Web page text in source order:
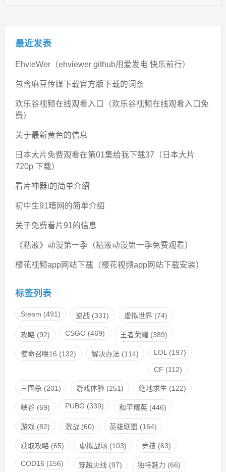
最近发表
EhvieWer（ehviewer github用爱发电 快乐前行）
包含麻豆传媒下载官方版下载的词条
欢乐谷视频在线观看入口（欢乐谷视频在线观看入口免
费）
关于最新黄色的信息
日本大片免费观看在第01集给我下载37（日本大片
720p 下载）
看片神器i的简单介绍
初中生91暗网的简单介绍
关于免费看片91的信息
《粘液》动漫第一季（粘液动漫第一季免费观看）
樱花视频app网站下载（樱花视频app网站下载安装）
标签列表
Steam (491) 逆战(331) 虚拟世界(74)
攻略(92) CSGO(469) 王者荣耀 (389)
使命召唤16 (132) 解决办法 (114) LOL(197)
CF (112)
三国杀(201) 游戏体验(251) 绝地求生 (122)
峡谷(69) PUBG (339) 和平精英(446)
游戏(82) 激战(60) 英雄联盟 (164)
获取攻略(65) 虚拟战场 (103) 竞技 (63)
COD16 (156) 穿越火线 (97) 独特魅力 (66)